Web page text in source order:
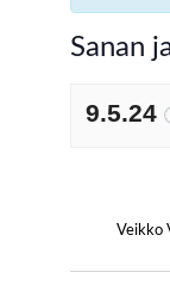
Sanan
9.5.24
Veikko